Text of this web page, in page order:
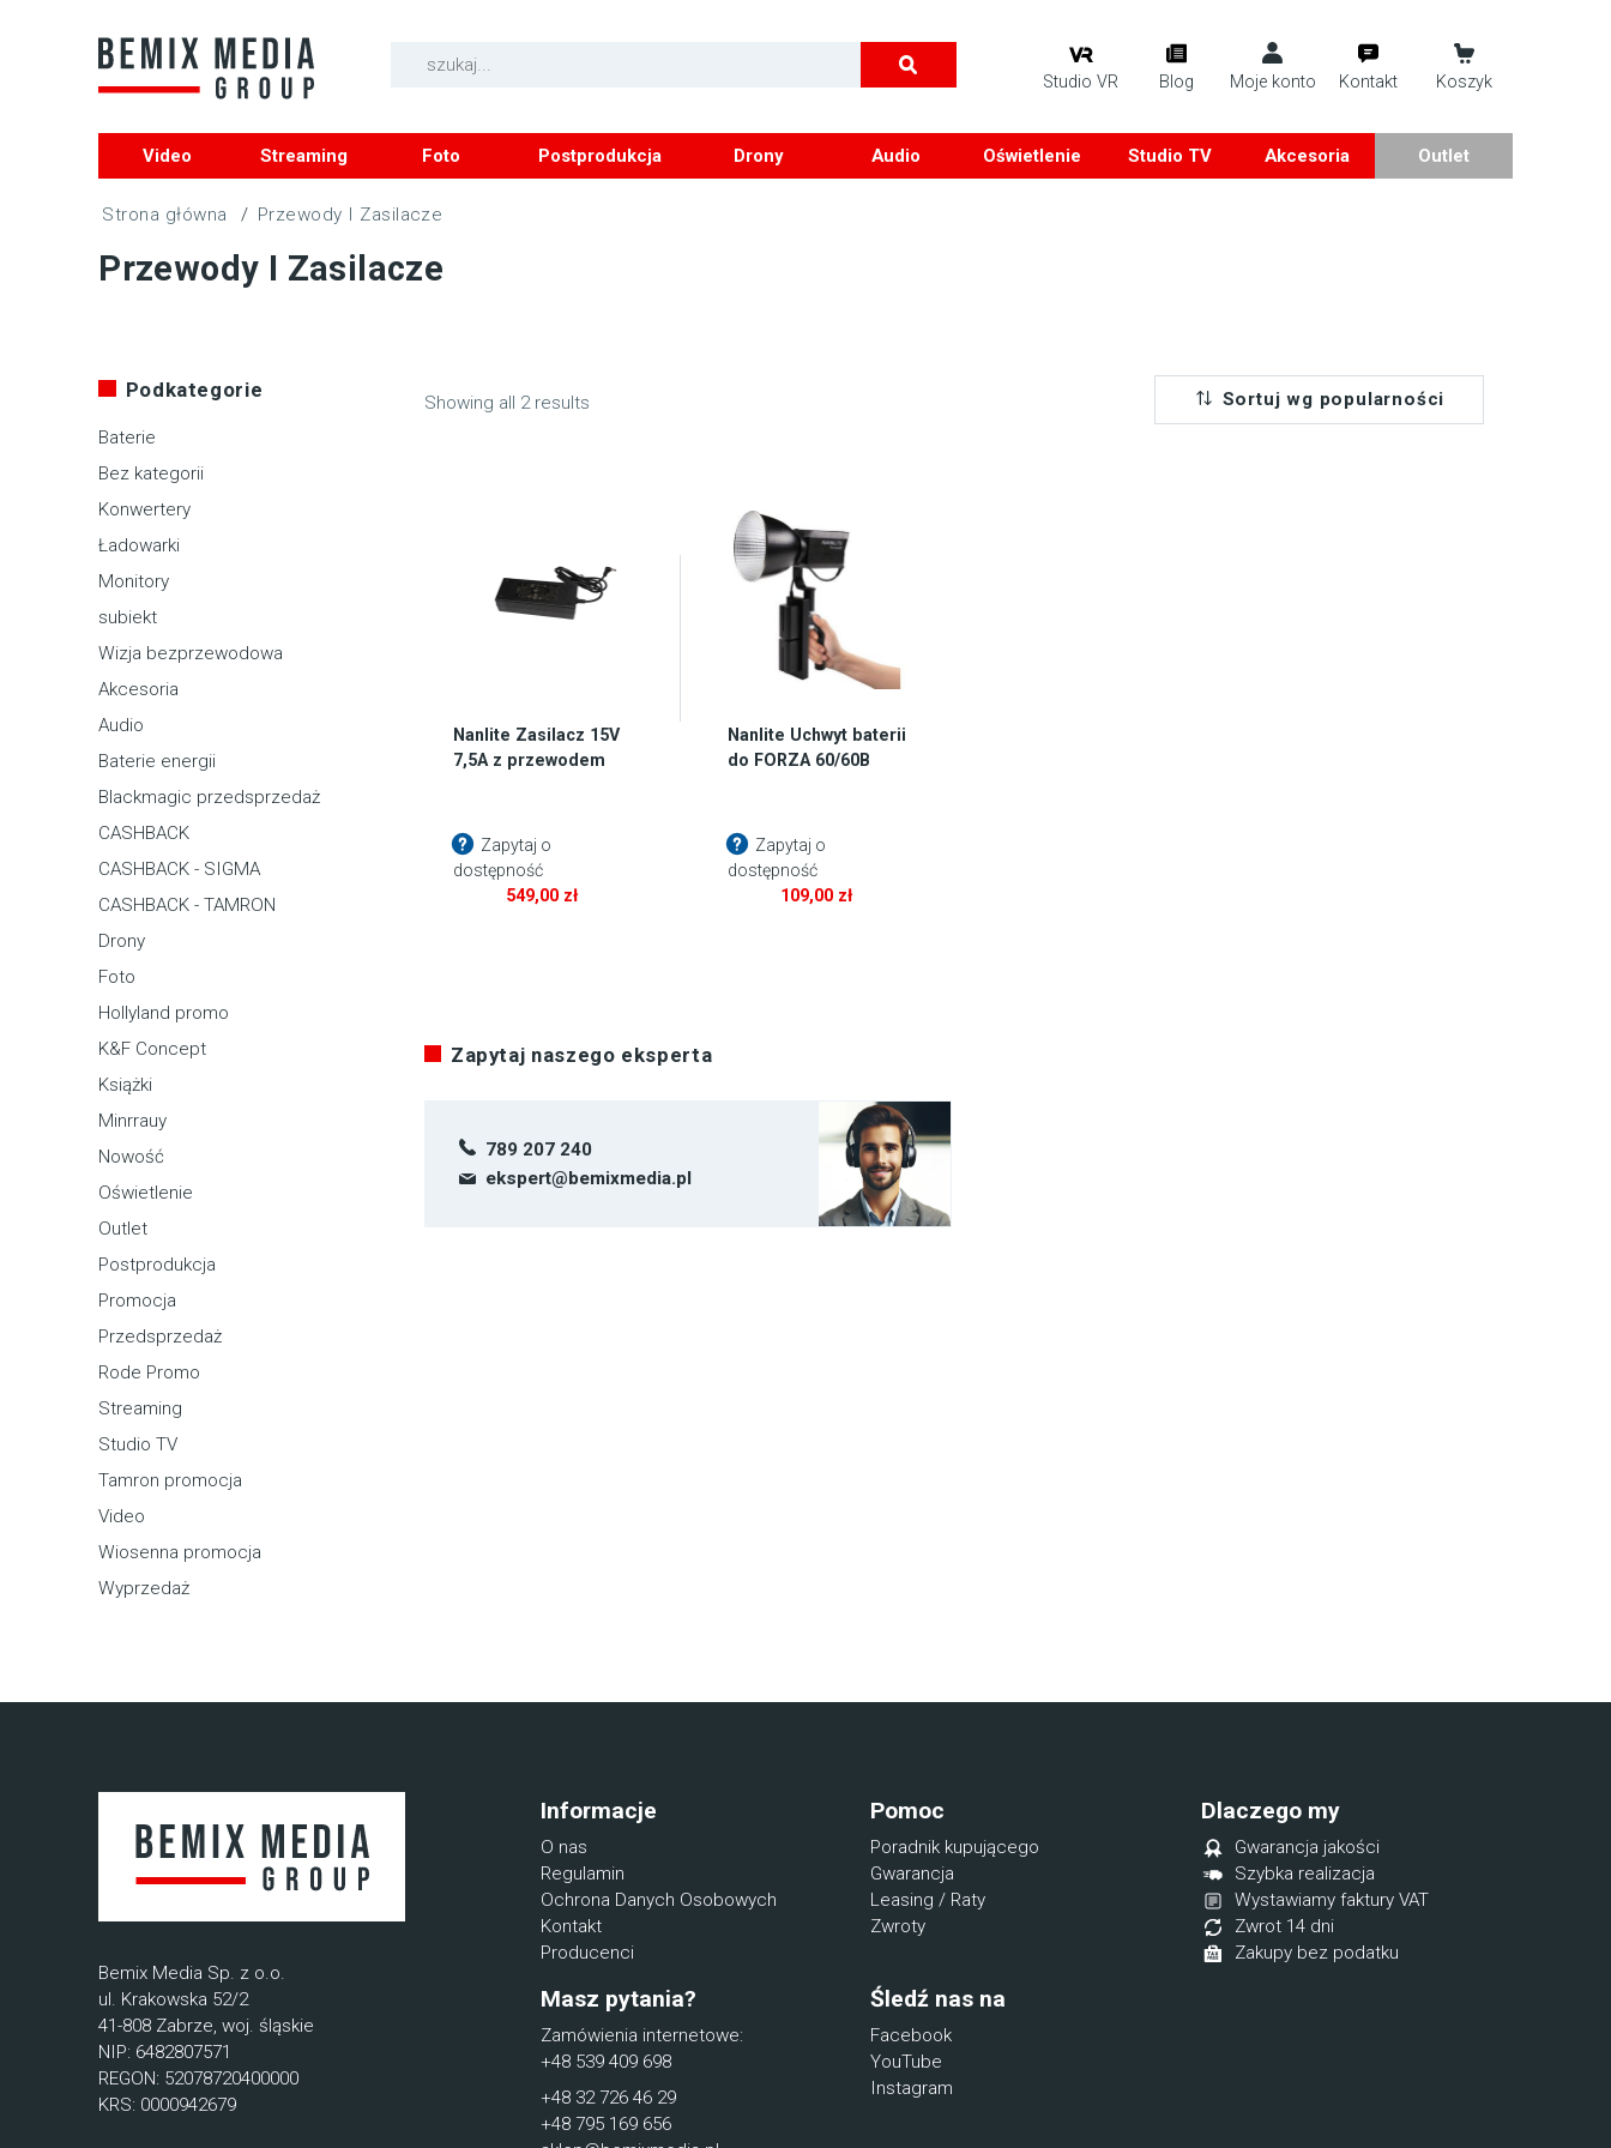
Studio VR Blog Moje konto Kontakt Koszyk
Video Streaming Foto Postprodukcja Drony Audio Oświetlenie Studio TV Akcesoria Outlet
/ Przewody I Zasilacze
Przewody I Zasilacze
Podkategorie
Baterie
Bez kategorii
Konwertery
Ładowarki
Monitory
subiekt
Wizja bezprzewodowa
Akcesoria
Audio
Baterie energii
Blackmagic przedsprzedaż
CASHBACK
CASHBACK - SIGMA
CASHBACK - TAMRON
Drony
Foto
Hollyland promo
K&F Concept
Książki
Minrrauy
Nowość
Oświetlenie
Outlet
Postprodukcja
Promocja
Przedsprzedaż
Rode Promo
Streaming
Studio TV
Tamron promocja
Video
Wiosenna promocja
Wyprzedaż
Showing all 2 results Sortuj wg popularności
Nanlite Zasilacz 15V
7,5A z przewodem
Zapytaj o
dostępność
549,00 zł
Nanlite Uchwyt baterii
do FORZA 60/60B
Zapytaj o
dostępność
109,00 zł
Zapytaj naszego eksperta
789 207 240
ekspert@bemixmedia.pl
Bemix Media Sp. z o.o.
ul. Krakowska 52/2
41-808 Zabrze, woj. śląskie
NIP: 6482807571
REGON: 52078720400000
KRS: 0000942679
Informacje
O nas
Regulamin
Ochrona Danych Osobowych
Kontakt
Producenci
Pomoc
Poradnik kupującego
Gwarancja
Leasing / Raty
Zwroty
Dlaczego my
Gwarancja jakości
Szybka realizacja
Wystawiamy faktury VAT
Zwrot 14 dni
Zakupy bez podatku
Masz pytania?
Zamówienia internetowe:
+48 539 409 698
+48 32 726 46 29
+48 795 169 656
Śledź nas na
Facebook
YouTube
Instagram